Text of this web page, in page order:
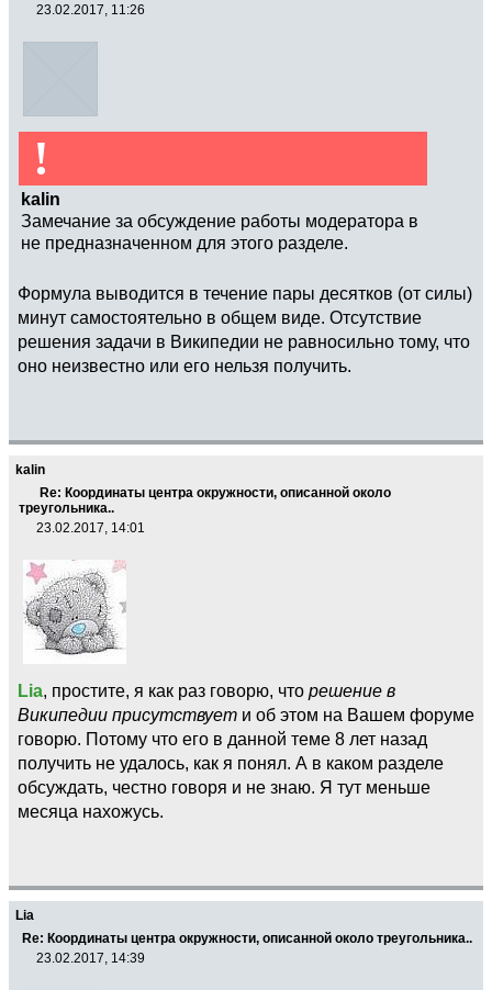
23.02.2017, 11:26
!
kalin
Замечание за обсуждение работы модератора в
не предназначенном для этого разделе.
Формула выводится в течение пары десятков (от силы)
минут самостоятельно в общем виде. Отсутствие
решения задачи в Википедии не равносильно тому, что
оно неизвестно или его нельзя получить.
kalin
Re: Координаты центра окружности, описанной около
треугольника..
23.02.2017, 14:01
Lia, простите, я как раз говорю, что решение в
Википедии присутствует и об этом на Вашем форуме
говорю. Потому что его в данной теме 8 лет назад
получить не удалось, как я понял. А в каком разделе
обсуждать, честно говоря и не знаю. Я тут меньше
месяца нахожусь.
Lia
Re: Координаты центра окружности, описанной около треугольника..
23.02.2017, 14:39